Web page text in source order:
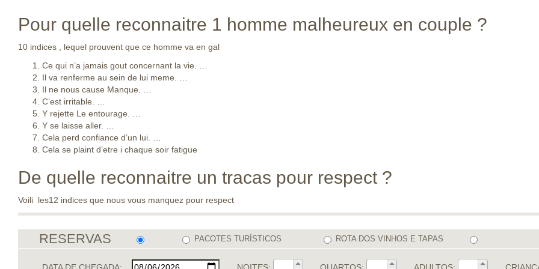
Pour quelle reconnaitre 1 homme malheureux en couple ?
10 indices , lequel prouvent que ce homme va en gal
Ce qui n’a jamais gout concernant la vie. …
Il va renferme au sein de lui meme. …
Il ne nous cause Manque. …
C’est irritable. …
Y rejette Le entourage. …
Y se laisse aller. …
Cela perd confiance d’un lui. …
Cela se plaint d’etre i chaque soir fatigue
De quelle reconnaitre un tracas pour respect ?
Voili les12 indices que nous vous manquez pour respect
RESERVAS PACOTES TURÍSTICOS ROTA DOS VINHOS E TAPAS
DATA DE CHEGADA: NOITES: QUARTOS: ADULTOS: